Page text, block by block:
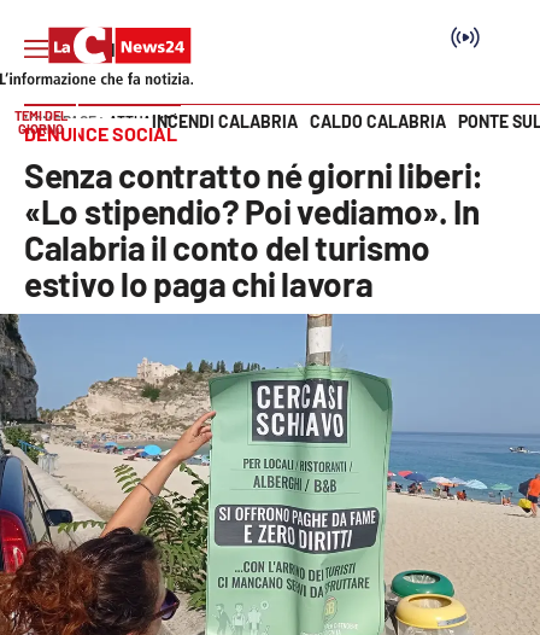
SEZIONI
Cronaca
Politica
Attualità
Economia e lavoro
Italia Mondo
Sanità
Sport
Vai
TEMI DEL
GIORNO
INCENDI CALABRIA CALDO CALABRIA PONTE
HOME PAGE ATTUALITÀ
DENUNCE SOCIAL
Senza contratto né giorni liberi:
«Lo stipendio? Poi vediamo». In
Calabria il conto del turismo
estivo lo paga chi lavora